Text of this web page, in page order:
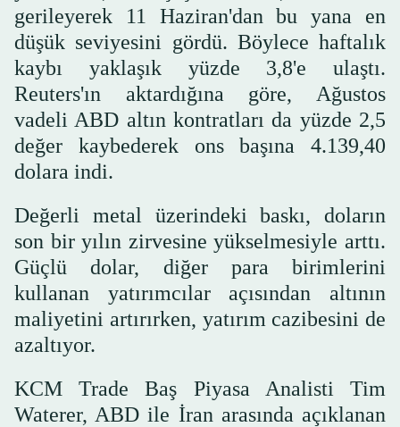
gerileyerek 11 Haziran'dan bu yana en
düşük seviyesini gördü. Böylece haftalık
kaybı yaklaşık yüzde 3,8'e ulaştı.
Reuters'ın aktardığına göre, Ağustos
vadeli ABD altın kontratları da yüzde 2,5
değer kaybederek ons başına 4.139,40
dolara indi.
Değerli metal üzerindeki baskı, doların
son bir yılın zirvesine yükselmesiyle arttı.
Güçlü dolar, diğer para birimlerini
kullanan yatırımcılar açısından altının
maliyetini artırırken, yatırım cazibesini de
azaltıyor.
KCM Trade Baş Piyasa Analisti Tim
Waterer, ABD ile İran arasında açıklanan